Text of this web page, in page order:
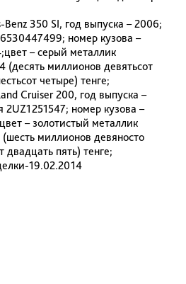
350 SI, год выпуска – 2006;
номер кузова –
– серый металлик
(десять миллионов девятьсот
четыре) тенге;
Cruiser 200, год выпуска –
2UZ1251547; номер кузова –
– золотистый металлик
миллионов девяносто
двадцать пять) тенге;
19.02.2014